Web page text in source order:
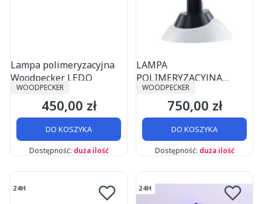
Lampa polimeryzacyjna
Woodpecker LED.Q
PRODUCENT
WOODPECKER
Cena
450,00 zł
DO KOSZYKA
Dostępność: duża ilość
LAMPA
POLIMERYZACYJNA
WOODPECKER O-LIGHT
PRODUCENT
WOODPECKER
Cena
750,00 zł
DO KOSZYKA
Dostępność: duża ilość
24H 24H